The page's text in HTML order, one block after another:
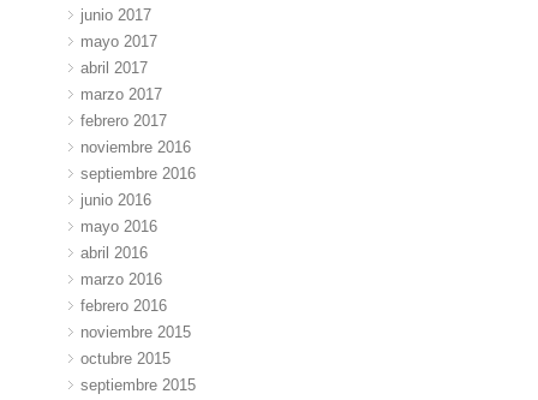
junio 2017
mayo 2017
abril 2017
marzo 2017
febrero 2017
noviembre 2016
septiembre 2016
junio 2016
mayo 2016
abril 2016
marzo 2016
febrero 2016
noviembre 2015
octubre 2015
septiembre 2015